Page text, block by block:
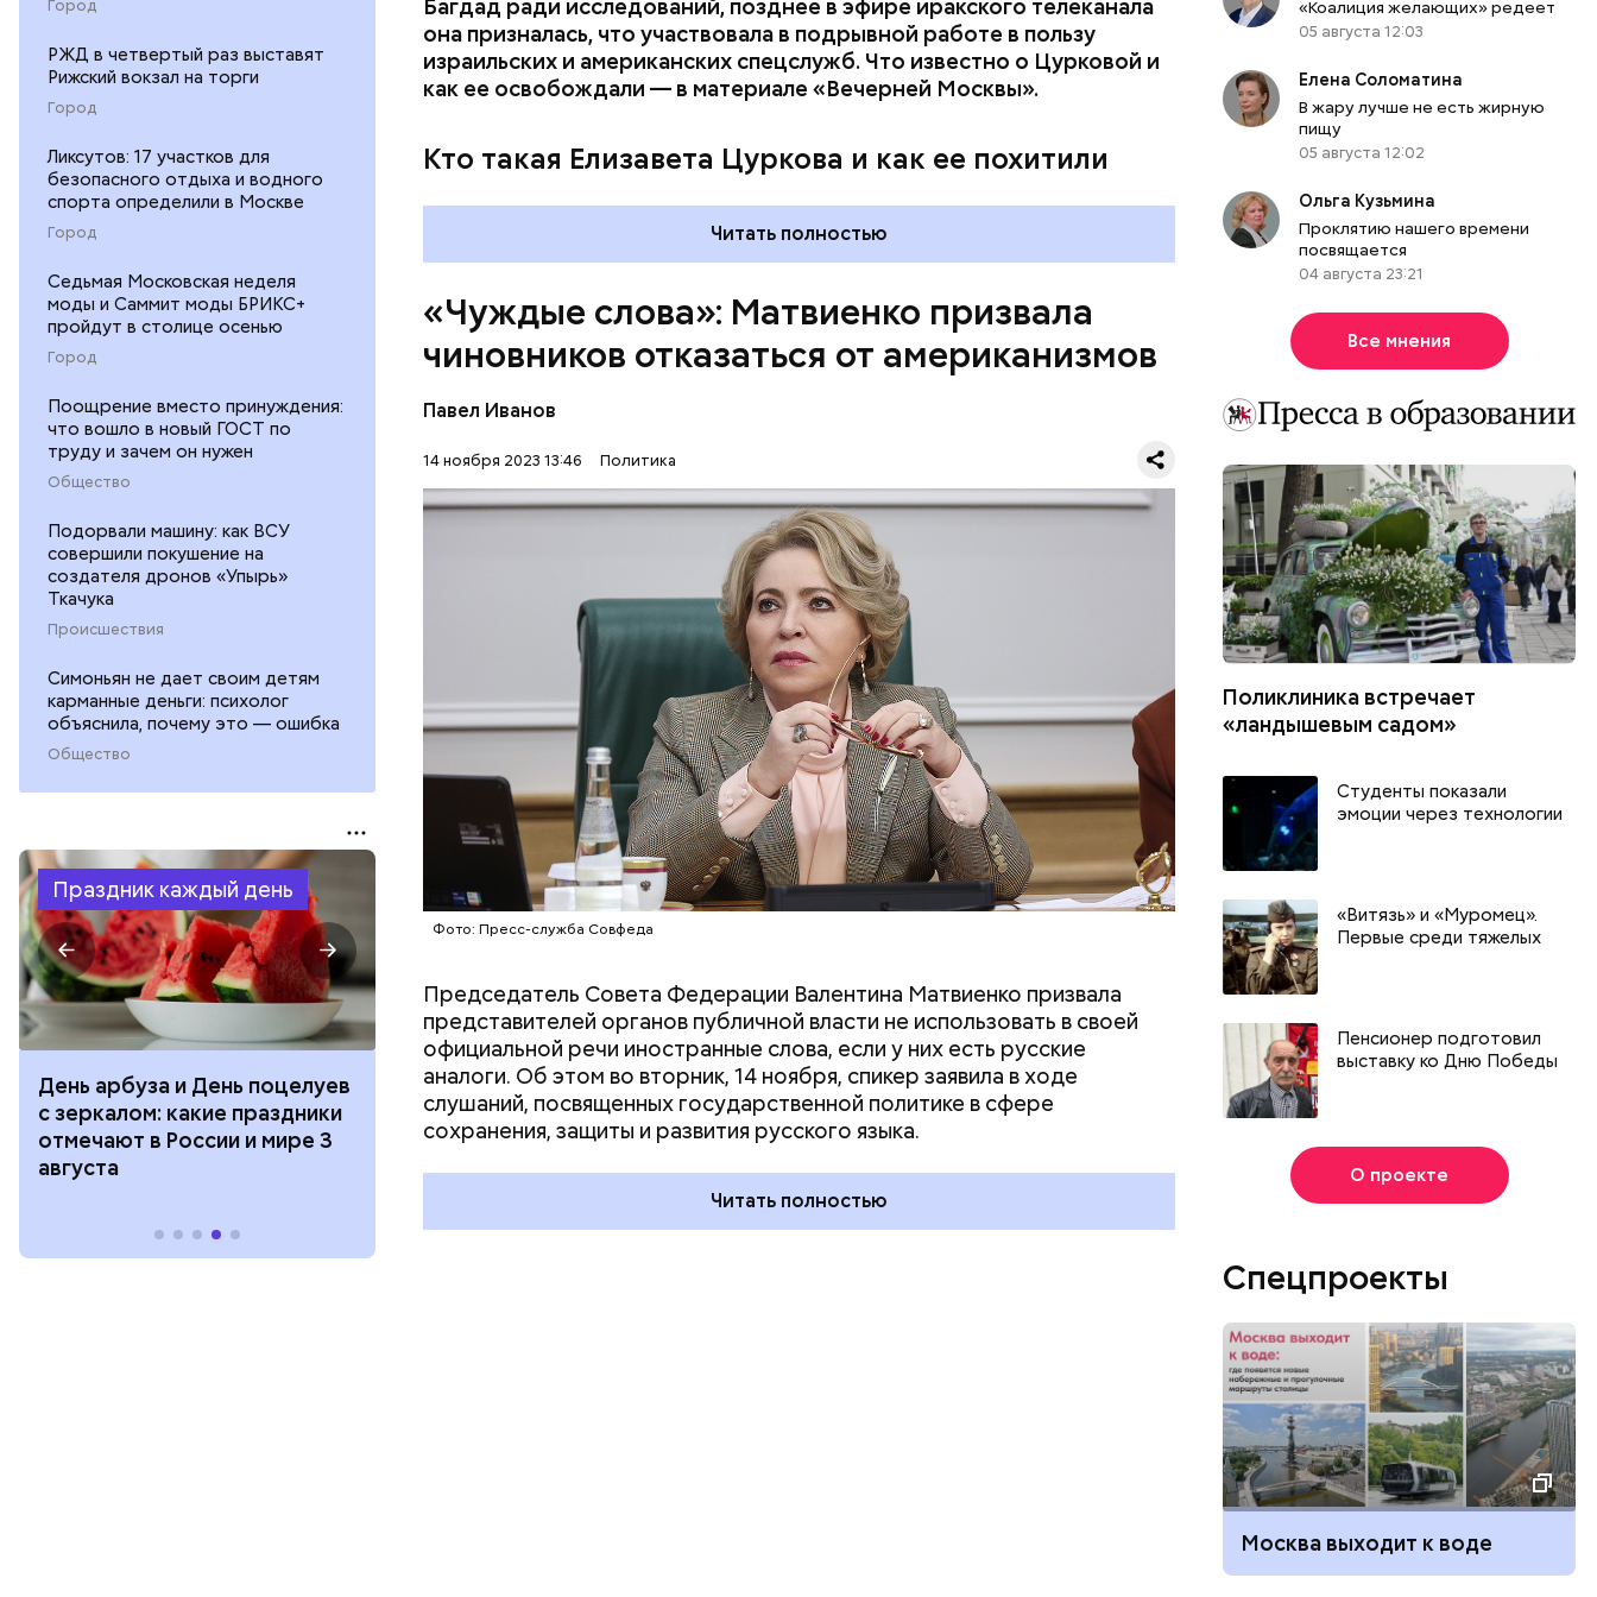
Город
РЖД в четвертый раз выставят
Рижский вокзал на торги
Город
Ликсутов: 17 участков для
безопасного отдыха и водного
спорта определили в Москве
Город
Седьмая Московская неделя
моды и Саммит моды БРИКС+
пройдут в столице осенью
Город
Поощрение вместо принуждения:
что вошло в новый ГОСТ по
труду и зачем он нужен
Общество
Подорвали машину: как ВСУ
совершили покушение на
создателя дронов «Упырь»
Ткачука
Происшествия
Симоньян не дает своим детям
карманные деньги: психолог
объяснила, почему это — ошибка
Общество
Праздник каждый день
День арбуза и День поцелуев
с зеркалом: какие праздники
отмечают в России и мире 3
августа
День тульского пряника и
День сидения на
подоконниках: какие
праздники отмечают в России
День шевеления пальцами ног
и Международный день
подкаблучника: какие
праздники отмечают в России
и мире 6 августа
Багдад ради исследований, позднее в эфире иракского телеканала
она призналась, что участвовала в подрывной работе в пользу
израильских и американских спецслужб. Что известно о Цурковой и
как ее освобождали — в материале «Вечерней Москвы».
Кто такая Елизавета Цуркова и как ее похитили
Читать полностью
«Чуждые слова»: Матвиенко призвала
чиновников отказаться от американизмов
Павел Иванов
14 ноября 2023 13:46 Политика
Фото: Пресс-служба Совфеда
Председатель Совета Федерации Валентина Матвиенко призвала
представителей органов публичной власти не использовать в своей
официальной речи иностранные слова, если у них есть русские
аналоги. Об этом во вторник, 14 ноября, спикер заявила в ходе
слушаний, посвященных государственной политике в сфере
сохранения, защиты и развития русского языка.
при наличии устоявшихся русских соответствий, — заявила Матвиенко.
Читать полностью
РУССКИЙ ЯЗЫК ЧИНОВНИКИ ВАЛЕНТИНА МАТВИЕНКО
«Коалиция желающих» редеет
05 августа 12:03
Елена Соломатина
В жару лучше не есть жирную
пищу
05 августа 12:02
Ольга Кузьмина
Проклятию нашего времени
посвящается
04 августа 23:21
Все мнения
Поликлиника встречает
«ландышевым садом»
Студенты показали
эмоции через технологии
«Витязь» и «Муромец».
Первые среди тяжелых
Пенсионер подготовил
выставку ко Дню Победы
О проекте
Спецпроекты
Москва выходит к воде